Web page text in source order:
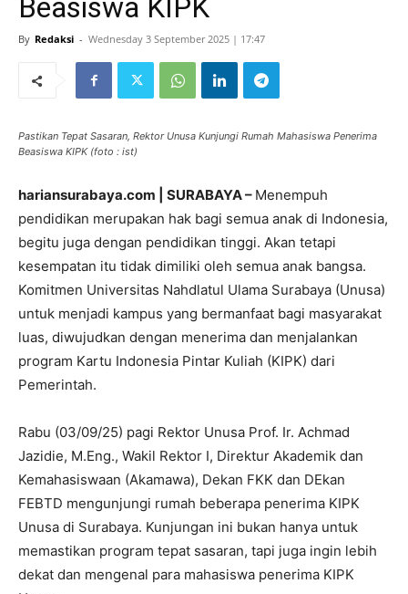
Beasiswa KIPK
By Redaksi - Wednesday 3 September 2025 | 17:47
Pastikan Tepat Sasaran, Rektor Unusa Kunjungi Rumah Mahasiswa Penerima
Beasiswa KIPK (foto : ist)
hariansurabaya.com | SURABAYA – Menempuh
pendidikan merupakan hak bagi semua anak di Indonesia,
begitu juga dengan pendidikan tinggi. Akan tetapi
kesempatan itu tidak dimiliki oleh semua anak bangsa.
Komitmen Universitas Nahdlatul Ulama Surabaya (Unusa)
untuk menjadi kampus yang bermanfaat bagi masyarakat
luas, diwujudkan dengan menerima dan menjalankan
program Kartu Indonesia Pintar Kuliah (KIPK) dari
Pemerintah.
Rabu (03/09/25) pagi Rektor Unusa Prof. Ir. Achmad
Jazidie, M.Eng., Wakil Rektor I, Direktur Akademik dan
Kemahasiswaan (Akamawa), Dekan FKK dan DEkan
FEBTD mengunjungi rumah beberapa penerima KIPK
Unusa di Surabaya. Kunjungan ini bukan hanya untuk
memastikan program tepat sasaran, tapi juga ingin lebih
dekat dan mengenal para mahasiswa penerima KIPK